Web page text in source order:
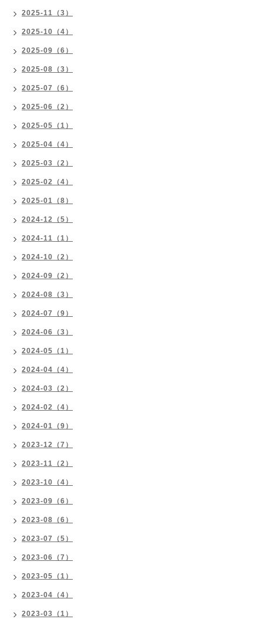
2025-11（3）
2025-10（4）
2025-09（6）
2025-08（3）
2025-07（6）
2025-06（2）
2025-05（1）
2025-04（4）
2025-03（2）
2025-02（4）
2025-01（8）
2024-12（5）
2024-11（1）
2024-10（2）
2024-09（2）
2024-08（3）
2024-07（9）
2024-06（3）
2024-05（1）
2024-04（4）
2024-03（2）
2024-02（4）
2024-01（9）
2023-12（7）
2023-11（2）
2023-10（4）
2023-09（6）
2023-08（6）
2023-07（5）
2023-06（7）
2023-05（1）
2023-04（4）
2023-03（1）